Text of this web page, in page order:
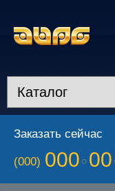
Заказать сейчас
(000) 000 00